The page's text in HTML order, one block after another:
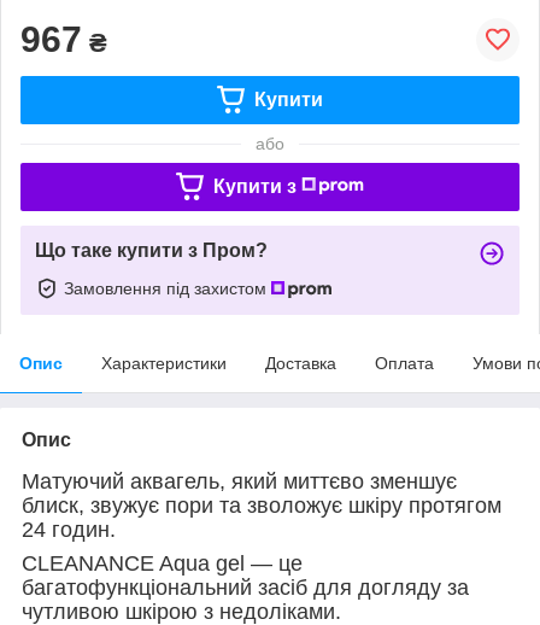
967 ₴
Купити
або
Купити з
Що таке купити з Пром?
Замовлення під захистом
Опис Характеристики Доставка Оплата Умови
Опис
Матуючий аквагель, який миттєво зменшує
блиск, звужує пори та зволожує шкіру протягом
24 годин.
CLEANANCE Aqua gel — це
багатофункціональний засіб для догляду за
чутливою шкірою з недоліками.